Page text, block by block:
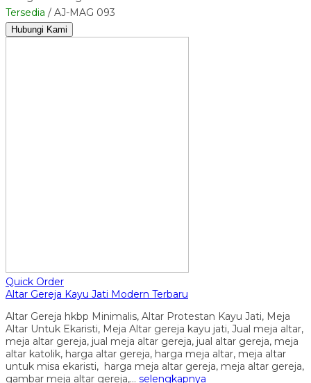
Tersedia / AJ-MAG 093
Hubungi Kami
Quick Order
Altar Gereja Kayu Jati Modern Terbaru
Altar Gereja hkbp Minimalis, Altar Protestan Kayu Jati, Meja
Altar Untuk Ekaristi, Meja Altar gereja kayu jati, Jual meja altar,
meja altar gereja, jual meja altar gereja, jual altar gereja, meja
altar katolik, harga altar gereja, harga meja altar, meja altar
untuk misa ekaristi, harga meja altar gereja, meja altar gereja,
gambar meja altar gereja,… selengkapnya